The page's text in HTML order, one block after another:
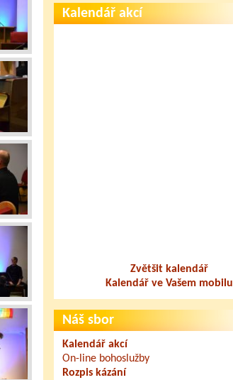
Kalendář akcí
Zvětšit kalendář
Kalendář ve Vašem mobilu
Náš sbor
Kalendář akcí
On-line bohoslužby
Rozpis kázání